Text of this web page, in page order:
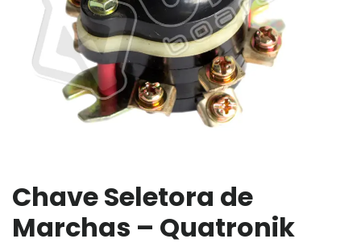
Chave Seletora de
Marchas – Quatronik